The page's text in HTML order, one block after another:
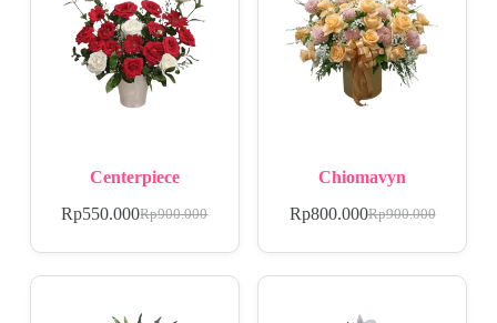
Centerpiece
Rp900.000
Rp550.000
Chiomavyn
Rp900.000
Rp800.000